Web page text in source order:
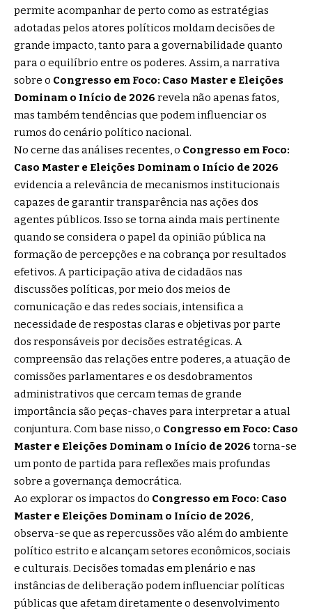
permite acompanhar de perto como as estratégias
adotadas pelos atores políticos moldam decisões de
grande impacto, tanto para a governabilidade quanto
para o equilíbrio entre os poderes. Assim, a narrativa
sobre o Congresso em Foco: Caso Master e Eleições
Dominam o Início de 2026 revela não apenas fatos,
mas também tendências que podem influenciar os
rumos do cenário político nacional.
No cerne das análises recentes, o Congresso em Foco:
Caso Master e Eleições Dominam o Início de 2026
evidencia a relevância de mecanismos institucionais
capazes de garantir transparência nas ações dos
agentes públicos. Isso se torna ainda mais pertinente
quando se considera o papel da opinião pública na
formação de percepções e na cobrança por resultados
efetivos. A participação ativa de cidadãos nas
discussões políticas, por meio dos meios de
comunicação e das redes sociais, intensifica a
necessidade de respostas claras e objetivas por parte
dos responsáveis por decisões estratégicas. A
compreensão das relações entre poderes, a atuação de
comissões parlamentares e os desdobramentos
administrativos que cercam temas de grande
importância são peças-chaves para interpretar a atual
conjuntura. Com base nisso, o Congresso em Foco: Caso
Master e Eleições Dominam o Início de 2026 torna-se
um ponto de partida para reflexões mais profundas
sobre a governança democrática.
Ao explorar os impactos do Congresso em Foco: Caso
Master e Eleições Dominam o Início de 2026
observa-se que as repercussões vão além do ambiente
político estrito e alcançam setores econômicos, sociais
e culturais. Decisões tomadas em plenário e nas
instâncias de deliberação podem influenciar políticas
públicas que afetam diretamente o desenvolvimento